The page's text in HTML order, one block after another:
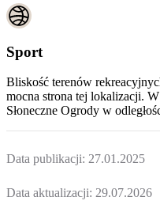
Sport
Bliskość terenów
mocna strona tej lokalizacji.
Słoneczne Ogrody w
Data publikacji: 27.01.2025
Data aktualizacji: 29.07.2026